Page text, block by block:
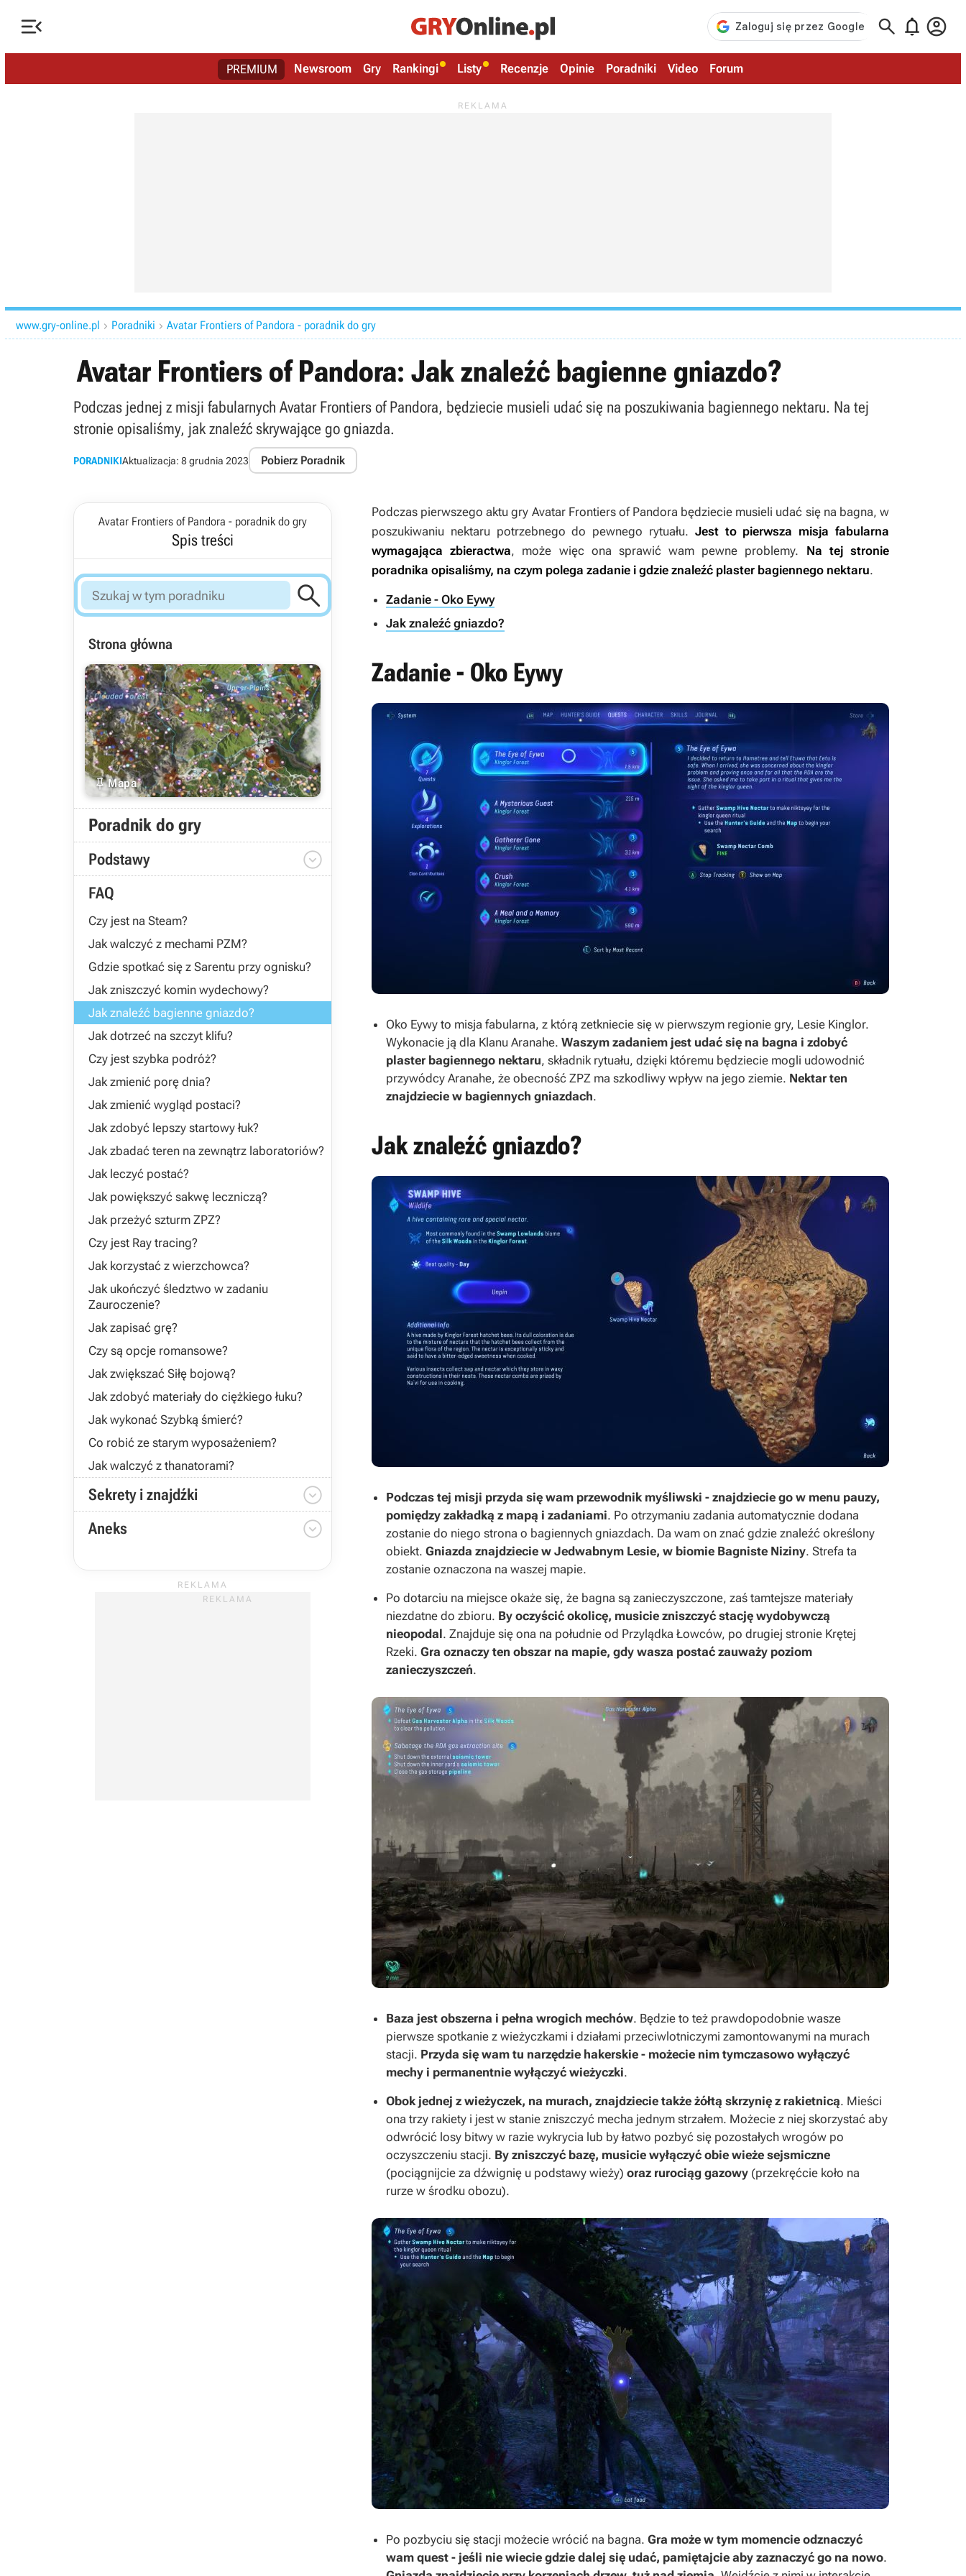
   
PREMIUM Newsroom Gry Rankingi Listy Recenzje Opinie Poradniki Video Forum
www.gry-online.pl  Poradniki  Avatar Frontiers of Pandora - poradnik do gry
Avatar Frontiers of Pandora: Jak znaleźć bagienne gniazdo?
Podczas jednej z misji fabularnych Avatar Frontiers of Pandora, będziecie musieli udać się na poszukiwania bagiennego nektaru. Na tej
stronie opisaliśmy, jak znaleźć skrywające go gniazda.
PORADNIKIAktualizacja: 8 grudnia 2023 Pobierz Poradnik
Avatar Frontiers of Pandora - poradnik do gry
Spis treści

Strona główna
Mapa
Poradnik do gry
Podstawy 
FAQ
Czy jest na Steam?
Jak walczyć z mechami PZM?
Gdzie spotkać się z Sarentu przy ognisku?
Jak zniszczyć komin wydechowy?
Jak znaleźć bagienne gniazdo?
Jak dotrzeć na szczyt klifu?
Czy jest szybka podróż?
Jak zmienić porę dnia?
Jak zmienić wygląd postaci?
Jak zdobyć lepszy startowy łuk?
Jak zbadać teren na zewnątrz laboratoriów?
Jak leczyć postać?
Jak powiększyć sakwę leczniczą?
Jak przeżyć szturm ZPZ?
Czy jest Ray tracing?
Jak korzystać z wierzchowca?
Jak ukończyć śledztwo w zadaniu
Zauroczenie?
Jak zapisać grę?
Czy są opcje romansowe?
Jak zwiększać Siłę bojową?
Jak zdobyć materiały do ciężkiego łuku?
Jak wykonać Szybką śmierć?
Co robić ze starym wyposażeniem?
Jak walczyć z thanatorami?
Sekrety i znajdźki 
Aneks 
Podczas pierwszego aktu gry Avatar Frontiers of Pandora będziecie musieli udać się na bagna, w
poszukiwaniu nektaru potrzebnego do pewnego rytuału. Jest to pierwsza misja fabularna
wymagająca zbieractwa, może więc ona sprawić wam pewne problemy. Na tej stronie
poradnika opisaliśmy, na czym polega zadanie i gdzie znaleźć plaster bagiennego nektaru.
Zadanie - Oko Eywy
Jak znaleźć gniazdo?
Zadanie - Oko Eywy
Oko Eywy to misja fabularna, z którą zetkniecie się w pierwszym regionie gry, Lesie Kinglor.
Wykonacie ją dla Klanu Aranahe. Waszym zadaniem jest udać się na bagna i zdobyć
plaster bagiennego nektaru, składnik rytuału, dzięki któremu będziecie mogli udowodnić
przywódcy Aranahe, że obecność ZPZ ma szkodliwy wpływ na jego ziemie. Nektar ten
znajdziecie w bagiennych gniazdach.
Jak znaleźć gniazdo?
Podczas tej misji przyda się wam przewodnik myśliwski - znajdziecie go w menu pauzy,
pomiędzy zakładką z mapą i zadaniami. Po otrzymaniu zadania automatycznie dodana
zostanie do niego strona o bagiennych gniazdach. Da wam on znać gdzie znaleźć określony
obiekt. Gniazda znajdziecie w Jedwabnym Lesie, w biomie Bagniste Niziny. Strefa ta
zostanie oznaczona na waszej mapie.
Po dotarciu na miejsce okaże się, że bagna są zanieczyszczone, zaś tamtejsze materiały
niezdatne do zbioru. By oczyścić okolicę, musicie zniszczyć stację wydobywczą
nieopodal. Znajduje się ona na południe od Przylądka Łowców, po drugiej stronie Krętej
Rzeki. Gra oznaczy ten obszar na mapie, gdy wasza postać zauważy poziom
zanieczyszczeń.
Baza jest obszerna i pełna wrogich mechów. Będzie to też prawdopodobnie wasze
pierwsze spotkanie z wieżyczkami i działami przeciwlotniczymi zamontowanymi na murach
stacji. Przyda się wam tu narzędzie hakerskie - możecie nim tymczasowo wyłączyć
mechy i permanentnie wyłączyć wieżyczki.
Obok jednej z wieżyczek, na murach, znajdziecie także żółtą skrzynię z rakietnicą. Mieści
ona trzy rakiety i jest w stanie zniszczyć mecha jednym strzałem. Możecie z niej skorzystać aby
odwrócić losy bitwy w razie wykrycia lub by łatwo pozbyć się pozostałych wrogów po
oczyszczeniu stacji. By zniszczyć bazę, musicie wyłączyć obie wieże sejsmiczne
(pociągnijcie za dźwignię u podstawy wieży) oraz rurociąg gazowy (przekręćcie koło na
rurze w środku obozu).
Po pozbyciu się stacji możecie wrócić na bagna. Gra może w tym momencie odznaczyć
wam quest - jeśli nie wiecie gdzie dalej się udać, pamiętajcie aby zaznaczyć go na nowo.